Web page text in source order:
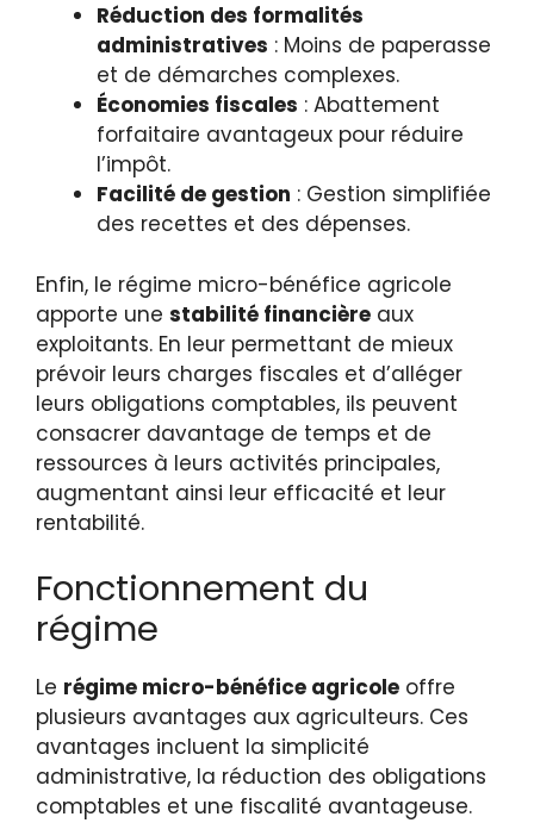
Réduction des formalités
administratives : Moins de paperasse
et de démarches complexes.
Économies fiscales : Abattement
forfaitaire avantageux pour réduire
l’impôt.
Facilité de gestion : Gestion simplifiée
des recettes et des dépenses.
Enfin, le régime micro-bénéfice agricole
apporte une stabilité financière aux
exploitants. En leur permettant de mieux
prévoir leurs charges fiscales et d’alléger
leurs obligations comptables, ils peuvent
consacrer davantage de temps et de
ressources à leurs activités principales,
augmentant ainsi leur efficacité et leur
rentabilité.
Fonctionnement du
régime
Le régime micro-bénéfice agricole offre
plusieurs avantages aux agriculteurs. Ces
avantages incluent la simplicité
administrative, la réduction des obligations
comptables et une fiscalité avantageuse.